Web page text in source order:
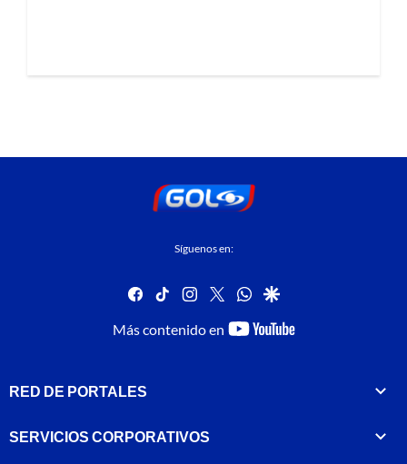
Síguenos en:
facebook
tiktok instagram
twitterwhatsapp
google
Más contenido en
youtube-
RED DE PORTALES
SERVICIOS CORPORATIVOS